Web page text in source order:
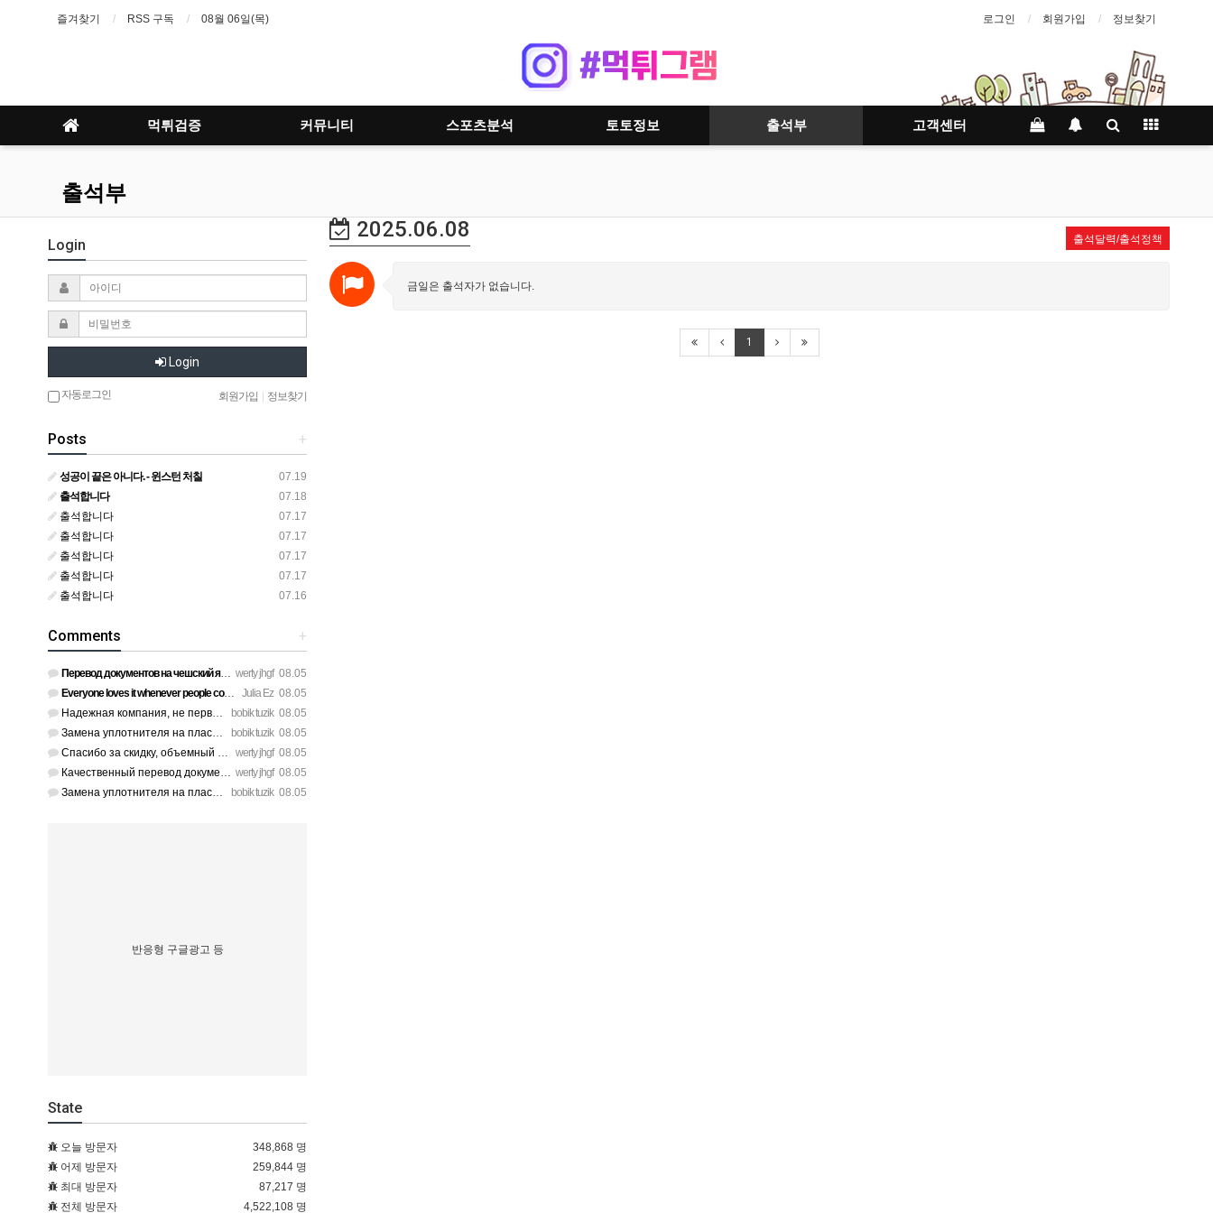
즐겨찾기 RSS 구독 08월 06일(목) 로그인 회원가입 정보찾기
먹튀검증 커뮤니티 스포츠분석 토토정보 출석부 고객센터
출석부
2025.06.08
출석달력/출석정책
금일은 출석자가 없습니다.
1
Login
Login
자동로그인 회원가입 정보찾기
+
Posts
07.19
성공이 끝은 아니다. - 윈스턴 처칠
07.18
출석합니다
07.17
출석합니다
07.17
출석합니다
07.17
출석합니다
07.17
출석합니다
07.16
출석합니다
+
Comments
werty jhgf 08.05
Перевод документов на чешский язык нотариус заверил с первог…
Julia Ez 08.05
Everyone loves it whenever people come together and share op…
bobik tuzik 08.05
Надежная компания, не первый раз обращаюсь к ним за обслужив…
bobik tuzik 08.05
Замена уплотнителя на пластиковых окнах на балконе решила пр…
werty jhgf 08.05
Спасибо за скидку, объемный перевод документов обошелся деше…
werty jhgf 08.05
Качественный перевод документов сэкономил мне кучу нервов пе…
bobik tuzik 08.05
Замена уплотнителя на пластиковых окнах на балконе решила пр…
반응형 구글광고 등
State
오늘 방문자
348,868 명
어제 방문자
259,844 명
최대 방문자
87,217 명
전체 방문자
4,522,108 명